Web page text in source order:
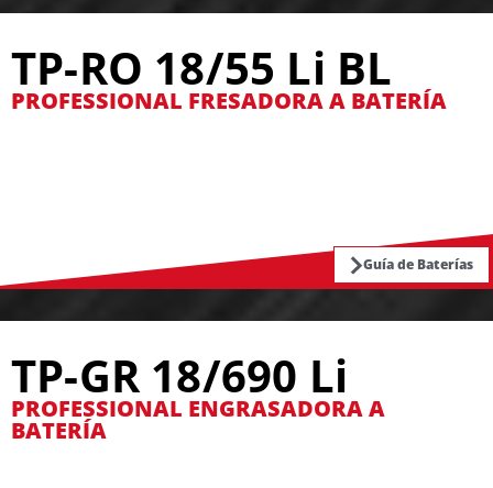
TP-RO 18/55 Li BL
PROFESSIONAL FRESADORA A BATERÍA
Guía de Baterías
TP-GR 18/690 Li
PROFESSIONAL ENGRASADORA A
BATERÍA